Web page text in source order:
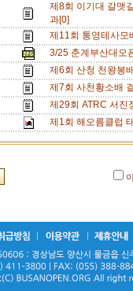
제8회 이기대 갈맷
과[0]
제11회 통영테사
3/25 춘계부산대오
제6회 산청 천왕봉
제7회 사천황소배
제29회 ATRC 서
제1회 해오름클럽